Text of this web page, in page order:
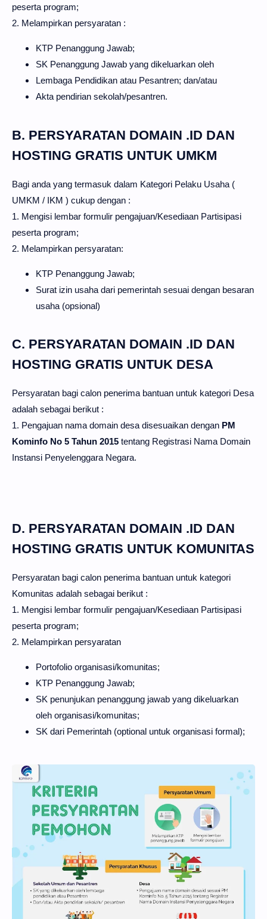
peserta program;
2. Melampirkan persyaratan :
KTP Penanggung Jawab;
SK Penanggung Jawab yang dikeluarkan oleh
Lembaga Pendidikan atau Pesantren; dan/atau
Akta pendirian sekolah/pesantren.
B. PERSYARATAN DOMAIN .ID DAN
HOSTING GRATIS UNTUK UMKM
Bagi anda yang termasuk dalam Kategori Pelaku Usaha (
UMKM / IKM ) cukup dengan :
1. Mengisi lembar formulir pengajuan/Kesediaan Partisipasi
peserta program;
2. Melampirkan persyaratan:
KTP Penanggung Jawab;
Surat izin usaha dari pemerintah sesuai dengan besaran
usaha (opsional)
C. PERSYARATAN DOMAIN .ID DAN
HOSTING GRATIS UNTUK DESA
Persyaratan bagi calon penerima bantuan untuk kategori Desa
adalah sebagai berikut :
1. Pengajuan nama domain desa disesuaikan dengan PM
Kominfo No 5 Tahun 2015 tentang Registrasi Nama Domain
Instansi Penyelenggara Negara.
D. PERSYARATAN DOMAIN .ID DAN
HOSTING GRATIS UNTUK KOMUNITAS
Persyaratan bagi calon penerima bantuan untuk kategori
Komunitas adalah sebagai berikut :
1. Mengisi lembar formulir pengajuan/Kesediaan Partisipasi
peserta program;
2. Melampirkan persyaratan
Portofolio organisasi/komunitas;
KTP Penanggung Jawab;
SK penunjukan penanggung jawab yang dikeluarkan
oleh organisasi/komunitas;
SK dari Pemerintah (optional untuk organisasi formal);